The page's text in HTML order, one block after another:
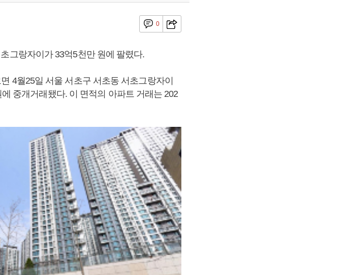
0
그랑자이가 33억5천만 원에 팔렸다.
4월25일 서울 서초구 서초동 서초그랑자이
중개거래됐다. 이 면적의 아파트 거래는 202